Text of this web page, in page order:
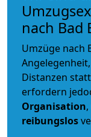
nach Bad
Umzüge nach
Distanzen
erfordern
Organisation
reibungslos